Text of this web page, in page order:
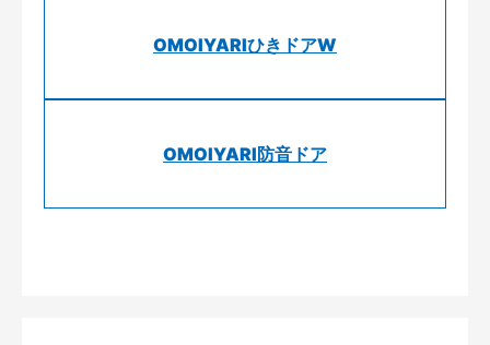
OMOIYARIひきドアW
OMOIYARI防音ドア